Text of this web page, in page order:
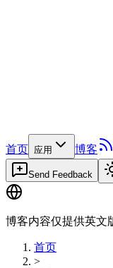
首页 应用 博客
Send Feedback
博客内容仅提供英文
首页
>